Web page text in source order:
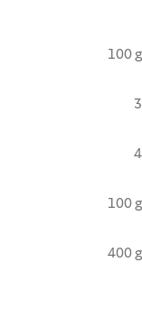
100 g
3
4
100 g
400 g